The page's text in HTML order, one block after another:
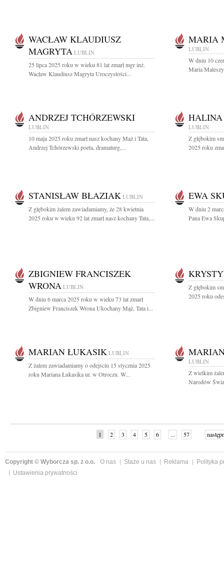
WACŁAW KLAUDIUSZ
MAGRYTA LUBLIN
25 lipca 2025 roku w wieku 81 lat zmarł mgr inż.
Wacław Klaudiusz Magryta Uroczystości...
MARIA
LUBLIN
W dniu 10
Maria
ANDRZEJ TCHÓRZEWSKI
LUBLIN
10 maja 2025 roku zmarł nasz kochany Maż i Tata,
Andrzej Tchórzewski poeta, dramaturg,...
HALINA
LUBLIN
Z głębokim
2025 roku
STANISŁAW BŁAZIAK LUBLIN
Z głębokim żalem zawiadamiamy, że 28 kwietnia
2025 roku w wieku 92 lat zmarł nasz kochany Tata,...
EWA
W dniu 2
Pana Ewa
ZBIGNIEW FRANCISZEK
WRONA LUBLIN
W dniu 6 marca 2025 roku w wieku 73 lat zmarł
Zbigniew Franciszek Wrona Ukochany Mąż, Tata i...
Z głębokim
2025 roku
MARIAN ŁUKASIK LUBLIN
Z żalem zawiadamiamy o odejściu 15 stycznia 2025
roku Mariana Łukasika ur. w Otroczu. W...
LUBLIN
Z wielkim
Narodów
1 2 3 4 5 6 ... 57
Copyright © Wyborcza sp. z o.o. O nas Staże u nas Reklama
Polityka
Ustawienia prywatności